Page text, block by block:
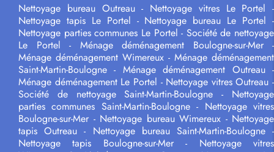
Nettoyage bureau Outreau
Nettoyage vitres Le Portel
Nettoyage tapis Le Portel
Nettoyage bureau Le Portel
Nettoyage parties communes Le Portel
Société de nettoyage
Le Portel
Ménage déménagement Boulogne-sur-Mer
Ménage déménagement Wimereux
Ménage déménagement
Saint-Martin-Boulogne
Ménage déménagement Outreau
Ménage déménagement Le Portel
Nettoyage vitres Outreau
Société de nettoyage Saint-Martin-Boulogne
Nettoyage
parties communes Saint-Martin-Boulogne
Nettoyage vitres
Boulogne-sur-Mer
Nettoyage bureau Wimereux
Nettoyage
tapis Outreau
Nettoyage bureau Saint-Martin-Boulogne
Nettoyage tapis Boulogne-sur-Mer
Nettoyage vitres